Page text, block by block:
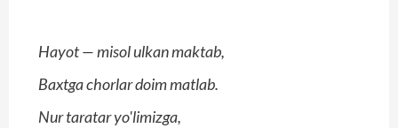
Hayot — misol ulkan maktab,
Baxtga chorlar doim matlab.
Nur taratar yo'limizga,